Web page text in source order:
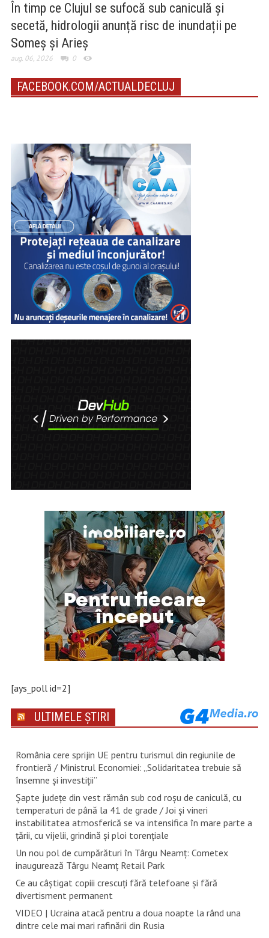
În timp ce Clujul se sufocă sub caniculă și
secetă, hidrologii anunță risc de inundații pe
Someș și Arieș
aug. 06, 2026 0
FACEBOOK.COM/ACTUALDECLUJ
[ays_poll id=2]
ULTIMELE ȘTIRI
România cere sprijin UE pentru turismul din regiunile de
frontieră / Ministrul Economiei: „Solidaritatea trebuie să
însemne și investiții”
Șapte județe din vest rămân sub cod roșu de caniculă, cu
temperaturi de până la 41 de grade / Joi și vineri
instabilitatea atmosferică se va intensifica în mare parte a
țării, cu vijelii, grindină și ploi torențiale
Un nou pol de cumpărături în Târgu Neamț: Cometex
inaugurează Târgu Neamț Retail Park
Ce au câștigat copiii crescuți fără telefoane și fără
divertisment permanent
VIDEO | Ucraina atacă pentru a doua noapte la rând una
dintre cele mai mari rafinării din Rusia